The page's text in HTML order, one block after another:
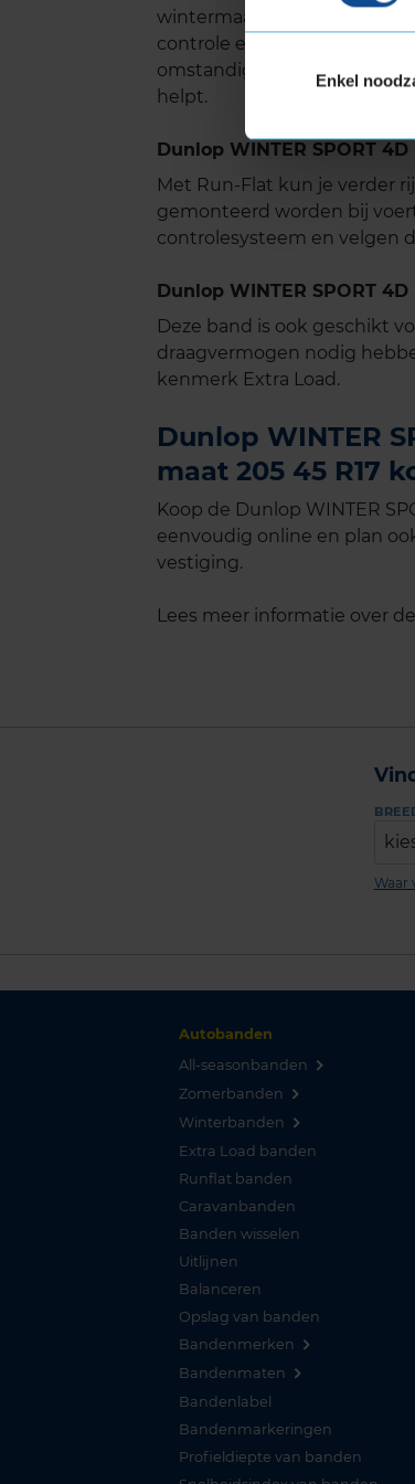
Enkel
wintermaanden maximale
controle en duurzaamheid
omstandigheden. Een
helpt.
Dunlop WINTER SPORT
Met Run-Flat kun je verder
gemonteerd worden bij
controlesysteem en velgen
Dunlop WINTER SPORT
Deze band is ook geschikt
draagvermogen nodig
kenmerk Extra Load.
Dunlop WINTER
maat 205 45 R17
Koop de Dunlop WINTER
eenvoudig online en plan
vestiging.
Lees meer informatie over
Waar
Autobanden
All-seasonbanden
Zomerbanden
Winterbanden
Extra Load banden
Runflat banden
Caravanbanden
Banden wisselen
Uitlijnen
Balanceren
Opslag van banden
Bandenmerken
Bandenmaten
Bandenlabel
Bandenmarkeringen
Profieldiepte van banden